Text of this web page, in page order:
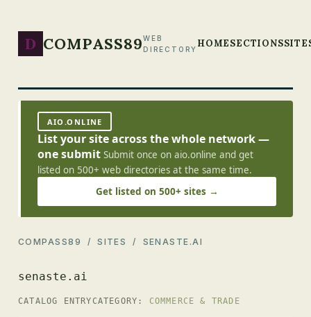
D COMPASS89WEB
DIRECTORY HOMESECTIONS
AIO.ONLINE
List your site across the whole network —
one submit Submit once on aio.online and get
listed on 500+ web directories at the same time.
Get listed on 500+ sites →
COMPASS89 /SITES / SENASTE.AI
senaste.ai
CATALOG ENTRY CATEGORY: COMMERCE & TRADE